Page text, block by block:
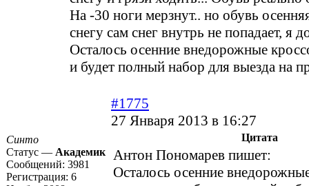
На -30 ноги мерзнут.. но обувь
снегу сам снег внутрь не попадает, я
Осталось осенние внедорожные
и будет полный набор для выезда на
Синто
Статус — Академик
Сообщений: 3981
Регистрация: 6
#1775
27 Января 2013 в 16:27
Цитата
Антон Пономарев пишет:
Осталось осенние